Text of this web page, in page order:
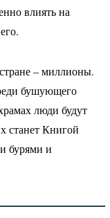
влиять на
– миллионы.
бушующего
люди будут
станет Книгой
бурями и